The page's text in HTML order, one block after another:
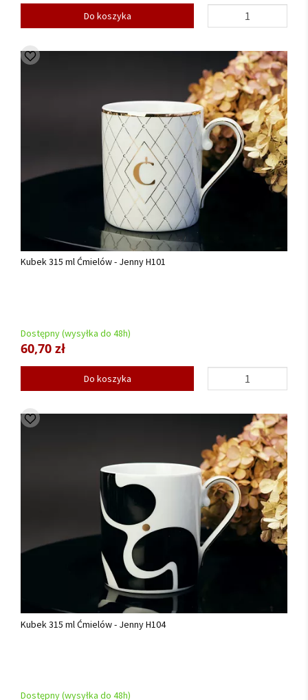
Do koszyka
Kubek 315 ml Ćmielów - Jenny H101
Dostępny (wysyłka do 48h)
60,70 zł
Do koszyka
Kubek 315 ml Ćmielów - Jenny H104
Dostępny (wysyłka do 48h)